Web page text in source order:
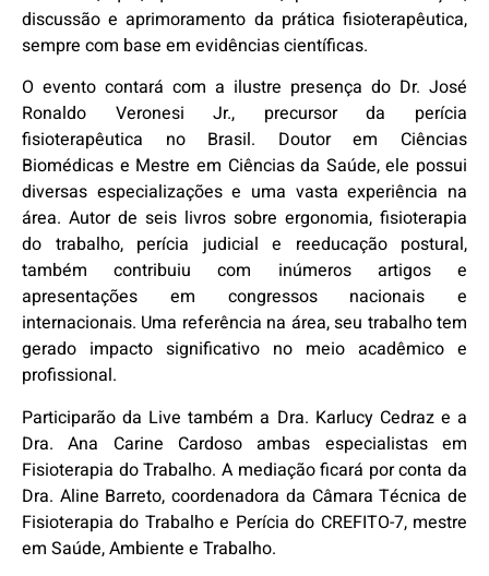
discussão e aprimoramento da prática fisioterapêutica,
sempre com base em evidências científicas.
O evento contará com a ilustre presença do Dr. José
Ronaldo Veronesi Jr., precursor da perícia
fisioterapêutica no Brasil. Doutor em Ciências
Biomédicas e Mestre em Ciências da Saúde, ele possui
diversas especializações e uma vasta experiência na
área. Autor de seis livros sobre ergonomia, fisioterapia
do trabalho, perícia judicial e reeducação postural,
também contribuiu com inúmeros artigos e
apresentações em congressos nacionais e
internacionais. Uma referência na área, seu trabalho tem
gerado impacto significativo no meio acadêmico e
profissional.
Participarão da Live também a Dra. Karlucy Cedraz e a
Dra. Ana Carine Cardoso ambas especialistas em
Fisioterapia do Trabalho. A mediação ficará por conta da
Dra. Aline Barreto, coordenadora da Câmara Técnica de
Fisioterapia do Trabalho e Perícia do CREFITO-7, mestre
em Saúde, Ambiente e Trabalho.